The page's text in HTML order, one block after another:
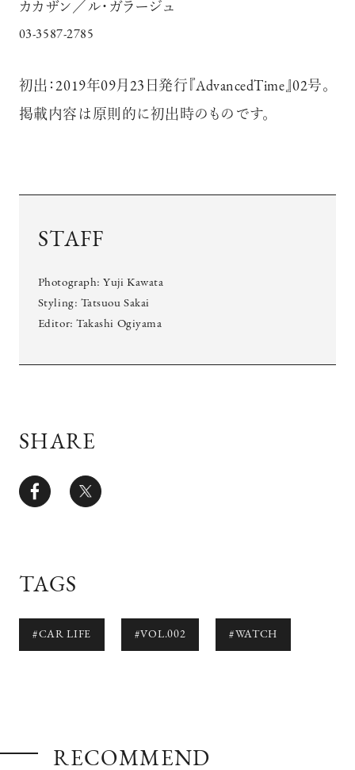
カカザン／ル・ガラージュ
03-3587-2785
初出：2019年09月23日発行『AdvancedTime』02号。
掲載内容は原則的に初出時のものです。
STAFF
Photograph: Yuji Kawata
Styling: Tatsuou Sakai
Editor: Takashi Ogiyama
SHARE
TAGS
#CAR LIFE #VOL.002 #WATCH
RECOMMEND